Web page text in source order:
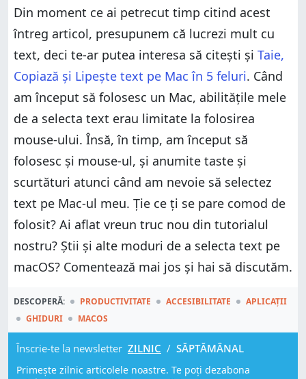
Din moment ce ai petrecut timp citind acest
întreg articol, presupunem că lucrezi mult cu
text, deci te-ar putea interesa să citești și Taie,
Copiază și Lipește text pe Mac în 5 feluri. Când
am început să folosesc un Mac, abilitățile mele
de a selecta text erau limitate la folosirea
mouse-ului. Însă, în timp, am început să
folosesc și mouse-ul, și anumite taste și
scurtături atunci când am nevoie să selectez
text pe Mac-ul meu. Ție ce ți se pare comod de
folosit? Ai aflat vreun truc nou din tutorialul
nostru? Știi și alte moduri de a selecta text pe
macOS? Comentează mai jos și hai să discutăm.
DESCOPERĂ: PRODUCTIVITATE ACCESIBILITATE
APLICAȚII
GHIDURI
MACOS
Înscrie-te la newsletter ZILNIC / SĂPTĂMÂNAL
Primește zilnic articolele noastre. Te poți dezabona